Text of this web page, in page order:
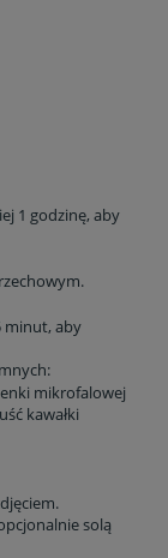
1 godzinę, aby
minut, aby
mikrofalowej
kawałki
solą